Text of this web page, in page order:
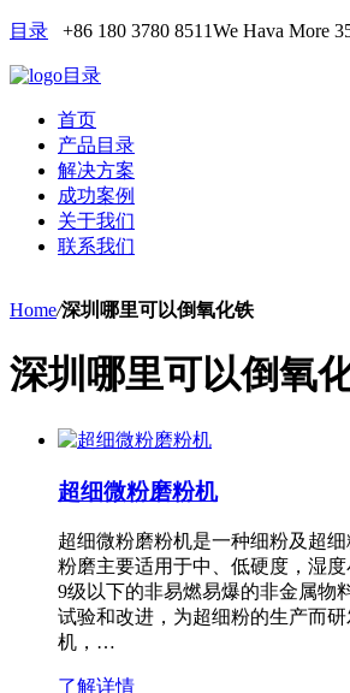
目录 +86 180 3780 8511We Hava More
目录
首页
产品目录
解决方案
成功案例
关于我们
联系我们
Home/深圳哪里可以倒氧化铁
深圳哪里可以倒氧
超细微粉磨粉机
超细微粉磨粉机是一种细粉及超
粉磨主要适用于中、低硬度，湿
9级以下的非易燃易爆的非金属物
试验和改进，为超细粉的生产而
机，…
了解详情